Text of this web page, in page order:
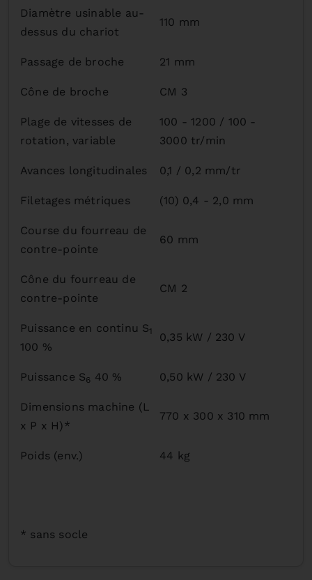
Diamètre usinable au-
dessus du chariot
110 mm
Passage de broche 21 mm
Cône de broche CM 3
Plage de vitesses de
rotation, variable
100 - 1200 / 100 -
3000 tr/min
Avances longitudinales 0,1 / 0,2 mm/tr
Filetages métriques (10) 0,4 - 2,0 mm
Course du fourreau de
contre-pointe
60 mm
Cône du fourreau de
contre-pointe
CM 2
Puissance en continu S1
100 %
0,35 kW / 230 V
Puissance S6 40 % 0,50 kW / 230 V
Dimensions machine (L
x P x H)*
770 x 300 x 310 mm
Poids (env.) 44 kg
* sans socle